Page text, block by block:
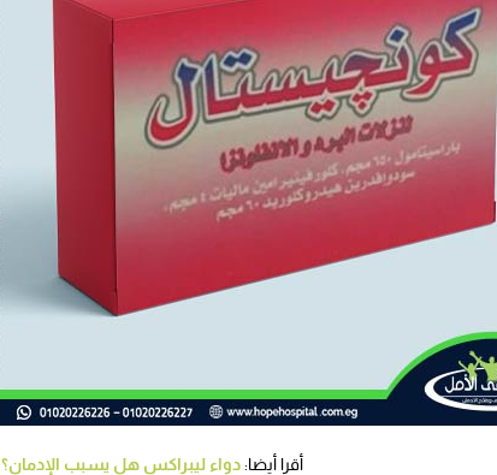
أقرا أيضا:دواء ليبراكس هل يسبب الإدمان؟